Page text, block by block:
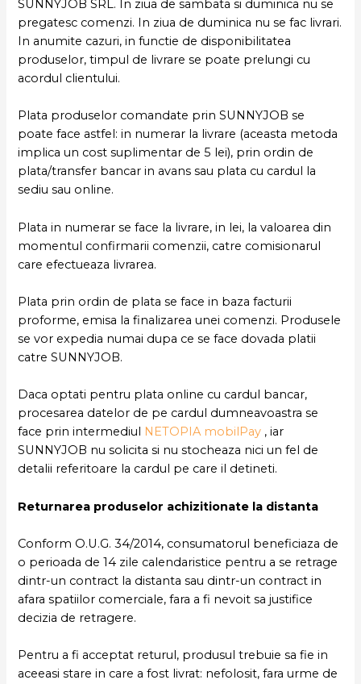
SUNNYJOB SRL. In ziua de sambata si duminica nu se
pregatesc comenzi. In ziua de duminica nu se fac livrari.
In anumite cazuri, in functie de disponibilitatea
produselor, timpul de livrare se poate prelungi cu
acordul clientului.
Plata produselor comandate prin SUNNYJOB se
poate face astfel: in numerar la livrare (aceasta metoda
implica un cost suplimentar de 5 lei), prin ordin de
plata/transfer bancar in avans sau plata cu cardul la
sediu sau online.
Plata in numerar se face la livrare, in lei, la valoarea din
momentul confirmarii comenzii, catre comisionarul
care efectueaza livrarea.
Plata prin ordin de plata se face in baza facturii
proforme, emisa la finalizarea unei comenzi. Produsele
se vor expedia numai dupa ce se face dovada platii
catre SUNNYJOB.
Daca optati pentru plata online cu cardul bancar,
procesarea datelor de pe cardul dumneavoastra se
face prin intermediul
NETOPIA mobilPay , iar
SUNNYJOB nu solicita si nu stocheaza nici un fel de
detalii referitoare la cardul pe care il detineti.
Returnarea produselor achizitionate la distanta
Conform O.U.G. 34/2014, consumatorul beneficiaza de
o perioada de 14 zile calendaristice pentru a se retrage
dintr-un contract la distanta sau dintr-un contract in
afara spatiilor comerciale, fara a fi nevoit sa justifice
decizia de retragere.
Pentru a fi acceptat returul, produsul trebuie sa fie in
aceeasi stare in care a fost livrat: nefolosit, fara urme de